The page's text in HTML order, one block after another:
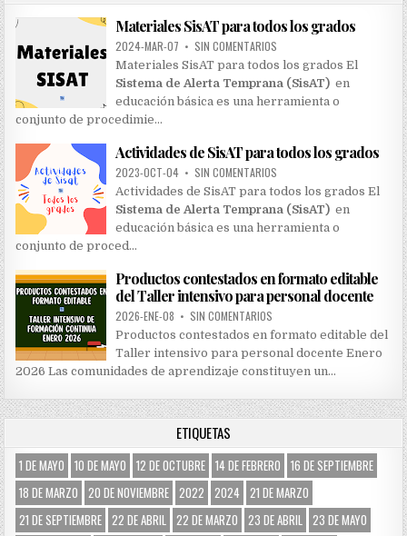
o
r
:
Materiales SisAT para todos los grados
2024-MAR-07 • SIN COMENTARIOS
Materiales SisAT para todos los grados El
Sistema de Alerta Temprana (SisAT) en
educación básica es una herramienta o
conjunto de procedimie…
Actividades de SisAT para todos los grados
2023-OCT-04 • SIN COMENTARIOS
Actividades de SisAT para todos los grados El
Sistema de Alerta Temprana (SisAT) en
educación básica es una herramienta o
conjunto de proced…
Productos contestados en formato editable
del Taller intensivo para personal docente
2026-ENE-08 • SIN COMENTARIOS
Productos contestados en formato editable del
Taller intensivo para personal docente Enero
2026 Las comunidades de aprendizaje constituyen un…
ETIQUETAS
1 DE MAYO 10 DE MAYO 12 DE OCTUBRE 14 DE FEBRERO
16 DE SEPTIEMBRE
18 DE MARZO
20 DE NOVIEMBRE 2022 2024
21 DE MARZO
21 DE SEPTIEMBRE 22 DE ABRIL 22 DE MARZO 23 DE ABRIL
23 DE MAYO